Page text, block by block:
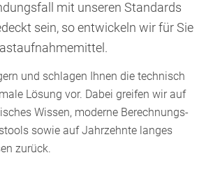
mit unseren Standards
sein, so entwickeln wir für Sie
und schlagen Ihnen die technisch
Lösung vor. Dabei greifen wir auf
Wissen, moderne Berechnungs-
sowie auf Jahrzehnte langes
zurück.